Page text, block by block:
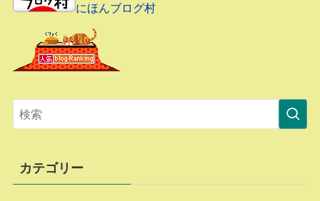
にほんブログ村
カテゴリー